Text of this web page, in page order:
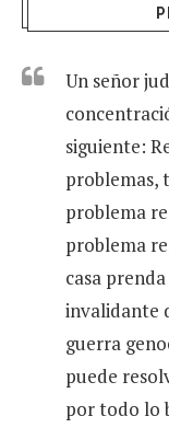
Un señor
siguiente:
problemas,
problema
problema
casa
invalidante
guerra
puede
por todo lo